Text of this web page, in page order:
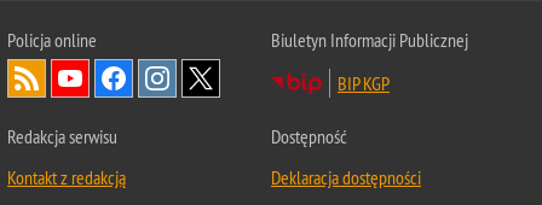
Policjaonline
Biuletyn Informacji Publicznej
BIP KGP
Redakcja serwisu
Kontakt z redakcją
Dostępność
Deklaracja dostępności